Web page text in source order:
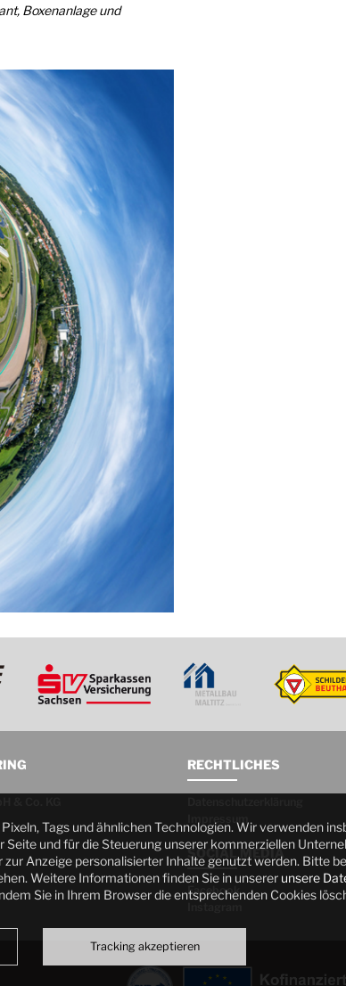
Boxenanlage und
RECHTLICHES
Impressum
SOCIAL MEDIA
Facebook
Tags und ähnlichen Technologien. Wir verwenden
und für die Steuerung unserer kommerziellen
Anzeige personalisierter Inhalte genutzt werden. Bitte
Weitere Informationen finden Sie in unserer unsere
Sie in Ihrem Browser die entsprechenden Cookies
Tracking akzeptieren